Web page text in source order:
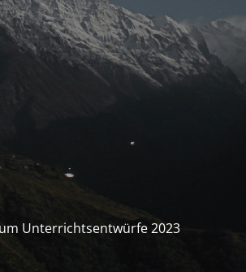
Unterrichtsentwürfe 2023